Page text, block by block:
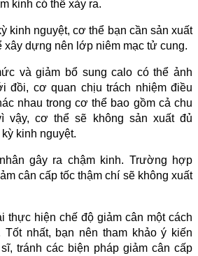
kinh có thể xảy ra.
kinh nguyệt, cơ thể bạn cần sản xuất
xây dựng nên lớp niêm mạc tử cung.
và giảm bổ sung calo có thể ảnh
đồi, cơ quan chịu trách nhiệm điều
nhau trong cơ thể bao gồm cả chu
vậy, cơ thể sẽ không sản xuất đủ
kinh nguyệt.
gây ra chậm kinh. Trường hợp
cân cấp tốc thậm chí sẽ không xuất
thực hiện chế độ giảm cân một cách
nhất, bạn nên tham khảo ý kiến
tránh các biện pháp giảm cân cấp